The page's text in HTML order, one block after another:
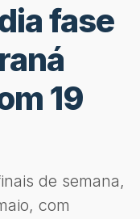
fase
19
de semana,
com